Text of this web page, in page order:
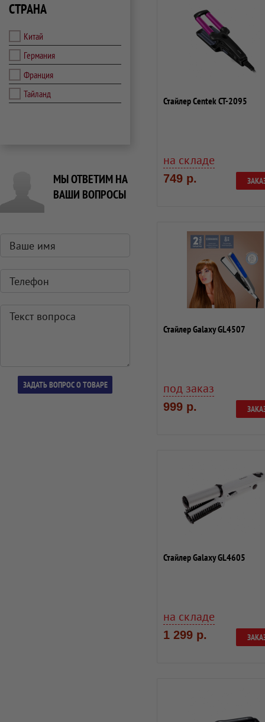
СТРАНА
Китай
Германия
Франция
Тайланд
МЫ ОТВЕТИМ НА
ВАШИ ВОПРОСЫ
Стайлер Centek CT-2095
на складе
749 р.
Стайлер Galaxy GL4507
под заказ
999 р.
Стайлер Galaxy GL4605
на складе
1 299 р.